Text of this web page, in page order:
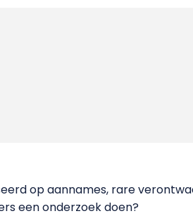
op aannames, rare
een onderzoek doen?